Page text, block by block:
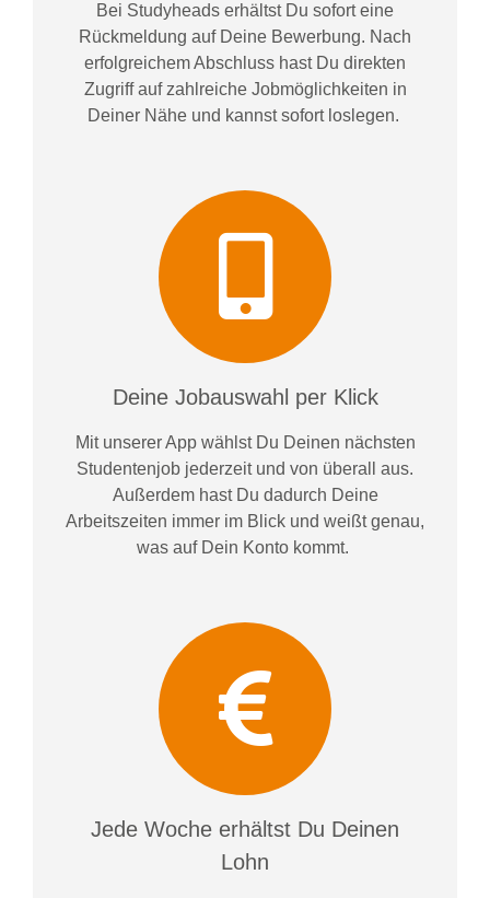
Bei Studyheads erhältst Du sofort eine
Rückmeldung auf Deine Bewerbung. Nach
erfolgreichem Abschluss hast Du direkten
Zugriff auf zahlreiche Jobmöglichkeiten in
Deiner Nähe und kannst sofort loslegen.
Deine Jobauswahl per Klick
Mit unserer App wählst Du Deinen nächsten
Studentenjob jederzeit und von überall aus.
Außerdem hast Du dadurch Deine
Arbeitszeiten immer im Blick und weißtgenau,
was auf Dein Konto kommt.
Jede Woche erhältst Du Deinen
Lohn